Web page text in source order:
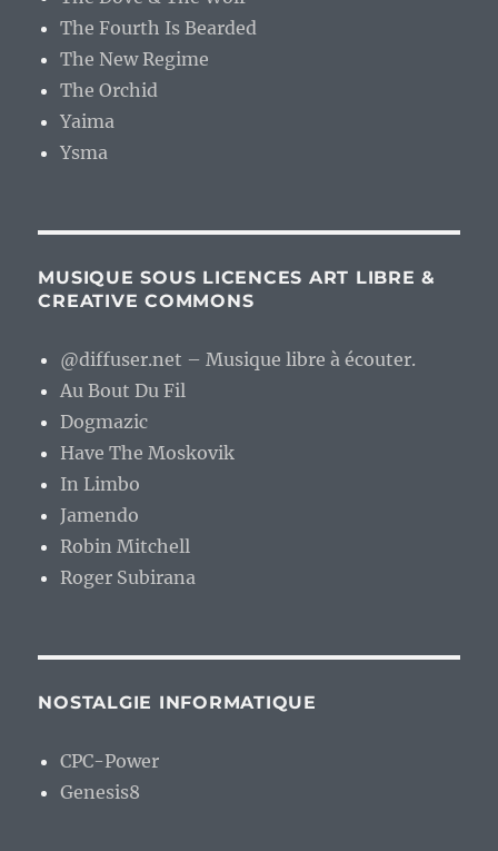
The Fourth Is Bearded
The New Regime
The Orchid
Yaima
Ysma
MUSIQUE SOUS LICENCES ART LIBRE &
CREATIVE COMMONS
@diffuser.net – Musique libre à écouter.
Au Bout Du Fil
Dogmazic
Have The Moskovik
In Limbo
Jamendo
Robin Mitchell
Roger Subirana
NOSTALGIE INFORMATIQUE
CPC-Power
Genesis8